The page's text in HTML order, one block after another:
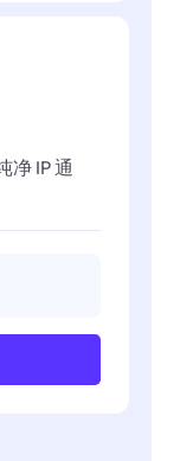
净 IP 通